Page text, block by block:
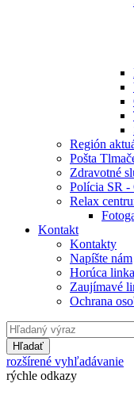
Región
Pošta
Zdravotné
Polícia SR -
Relax
Kontakt
Kontakty
Napíšte nám
Horúca linka
Zaujímavé
Ochrana
Hľadať
rozšírené vyhľadávanie
rýchle odkazy